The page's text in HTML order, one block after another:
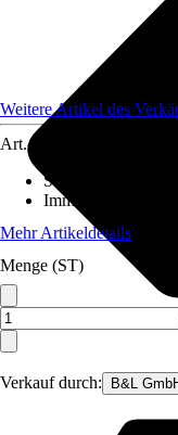
Verkauf durch: B&L
Weitere Artikel des
Art.-Nr.
Standort
Immergrün
Mehr Artikeldetails
Menge (ST)